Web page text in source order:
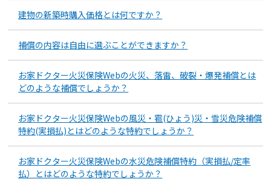
建物の新築時購入価格とは何ですか？
補償の内容は自由に選ぶことができますか？
お家ドクター火災保険Webの火災、落雷、破裂・爆発補償とは
どのような補償でしょうか？
お家ドクター火災保険Webの風災・雹(ひょう)災・雪災危険補償
特約(実損払)とはどのような特約でしょうか？
お家ドクター火災保険Webの水災危険補償特約（実損払/定率
払）とはどのような特約でしょうか？